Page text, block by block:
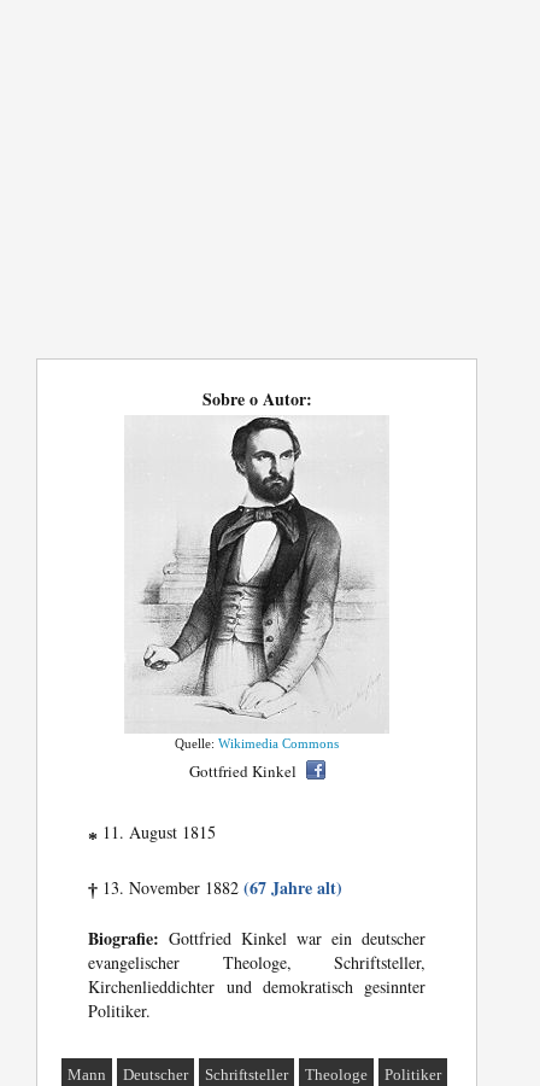
Sobre o Autor:
Quelle:Wikimedia Commons
Gottfried Kinkel
* 11. August 1815
† 13. November 1882(67 Jahre alt)
Biografie: Gottfried Kinkel war ein deutscher
evangelischer Theologe, Schriftsteller,
Kirchenlieddichter und demokratisch gesinnter
Politiker.
Mann Deutscher Schriftsteller Theologe Politiker